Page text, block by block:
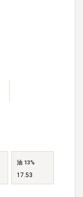
油 13%
17.53